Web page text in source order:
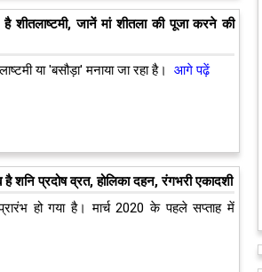
जानें मां शीतला की पूजा करने की
या 'बसौड़ा' मनाया जा रहा है।
आगे पढ़ें
शनि प्रदोष व्रत, होलिका दहन, रंगभरी एकादशी
हो गया है। मार्च 2020 के पहले सप्ताह में